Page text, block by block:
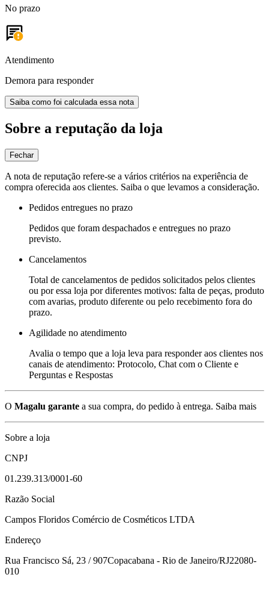
No prazo
Atendimento
Demora para responder
Saiba como foi calculada essa nota
Sobre a reputação da loja
Fechar
A nota de reputação refere-se a vários critérios na experiência de
compra oferecida aos clientes. Saiba o que levamos a consideração.
Pedidos entregues no prazo
Pedidos que foram despachados e entregues no prazo
previsto.
Cancelamentos
Total de cancelamentos de pedidos solicitados pelos clientes
ou por essa loja por diferentes motivos: falta de peças, produto
com avarias, produto diferente ou pelo recebimento fora do
prazo.
Agilidade no atendimento
Avalia o tempo que a loja leva para responder aos clientes nos
canais de atendimento: Protocolo, Chat com o Cliente e
Perguntas e Respostas
O Magalu garante a sua compra, do pedido à entrega. Saiba mais
Sobre a loja
CNPJ
01.239.313/0001-60
Razão Social
Campos Floridos Comércio de Cosméticos LTDA
Endereço
Rua Francisco Sá, 23 / 907Copacabana - Rio de Janeiro/RJ22080-
010